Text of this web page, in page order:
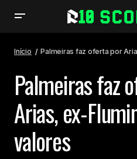
Início Palmeiras faz oferta por
Palmeiras faz
Arias, ex-
valores